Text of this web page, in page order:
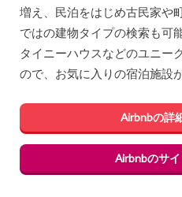
増え、民泊をはじめ古民家や
ではの建物タイプの検索も可
タイニーハウスなどのユニー
ので、お気に入りの宿泊施設
Airbnbの詳
Airbnbのサ